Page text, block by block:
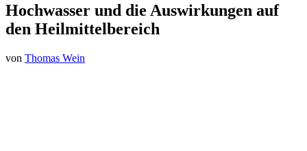
Hochwasser und die Auswirkungen auf
den Heilmittelbereich
von Thomas Wein